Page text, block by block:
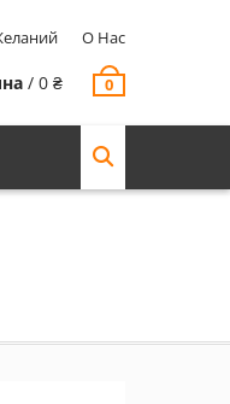
О Нас
/ 0 ₴ 0